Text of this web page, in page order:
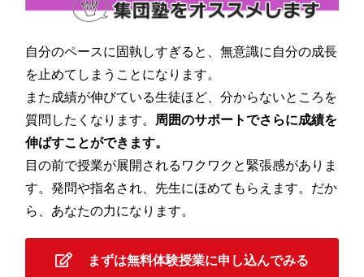
自分のペースに固執しすぎると、無意識に自分の成長
を止めてしまうことになります。
また成績が伸びている生徒ほど、分からないところを
質問したくなります。
周囲のサポートでさらに成績を
伸ばすことができます。
目の前で授業が展開されるワクワクと緊張感がありま
す。発問や指名され、先生にほめてもらえます。だか
ら、あなたの力になります。
まずは無料体験授業に申し込んでみる